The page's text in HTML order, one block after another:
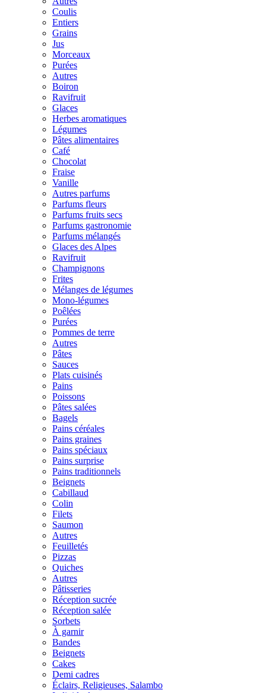
Coulis
Entiers
Grains
Jus
Morceaux
Purées
Autres
Boiron
Ravifruit
Glaces
Herbes aromatiques
Légumes
Pâtes alimentaires
Café
Chocolat
Fraise
Vanille
Autres parfums
Parfums fleurs
Parfums fruits secs
Parfums gastronomie
Parfums mélangés
Glaces des Alpes
Ravifruit
Champignons
Frites
Mélanges de légumes
Mono-légumes
Poêlées
Purées
Pommes de terre
Autres
Pâtes
Sauces
Plats cuisinés
Pains
Poissons
Pâtes salées
Bagels
Pains céréales
Pains graines
Pains spéciaux
Pains surprise
Pains traditionnels
Beignets
Cabillaud
Colin
Filets
Saumon
Autres
Feuilletés
Pizzas
Quiches
Autres
Pâtisseries
Réception sucrée
Réception salée
Sorbets
À garnir
Bandes
Beignets
Cakes
Demi cadres
Éclairs, Religieuses, Salambo